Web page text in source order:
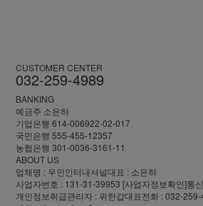
CUSTOMER CENTER
032-259-4989
BANKING
예금주 소은하
기업은행 614-006922-02-017
국민은행 555-455-12357
농협은행 301-0036-3161-11
ABOUT US
업체명 : 우인인터내셔널대표 : 소은하
사업자번호 : 131-31-39953 [사업자정보확인]통
개인정보취급관리자 : 위한갑대표전화 :032-259-